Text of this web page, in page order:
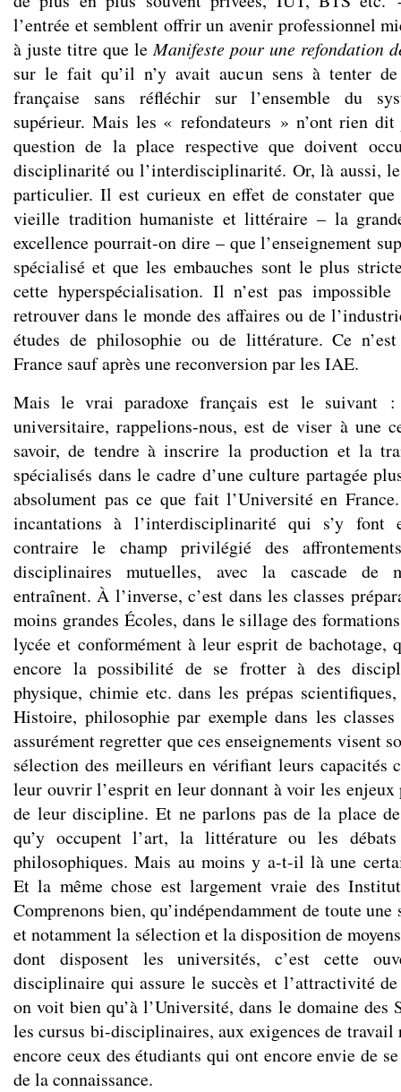
l’entrée et semblent offrir un avenir professionnel
à juste titre que leManifeste pour une refondation
sur le fait qu’il n’y avait aucun sens à tenter
française sans réfléchir sur l’ensemble du
supérieur. Mais les « refondateurs » n’ont rien dit
question de la place respective que doivent
disciplinarité ou l’interdisciplinarité. Or, là aussi, le
particulier. Il est curieux en effet de constater que
vieille tradition humaniste et littéraire – la
excellence pourrait-on dire – que l’enseignement
spécialisé et que les embauches sont le plus
cette hyperspécialisation. Il n’est pas
retrouver dans le monde des affaires ou de
études de philosophie ou de littérature. Ce
France sauf après une reconversion par les IAE.
Mais le vrai paradoxe français est le suivant
universitaire, rappelions-nous, est de viser à une
savoir, de tendre à inscrire la production et la
spécialisés dans le cadre d’une culture partagée
absolument pas ce que fait l’Université en
incantations à l’interdisciplinarité qui s’y font
contraire le champ privilégié des
disciplinaires mutuelles, avec la cascade de
entraînent. À l’inverse, c’est dans les classes
moins grandes Écoles, dans le sillage des
lycée et conformément à leur esprit de bachotage,
encore la possibilité de se frotter à des
physique, chimie etc. dans les prépas
Histoire, philosophie par exemple dans les
assurément regretter que ces enseignements visent
sélection des meilleurs en vérifiant leurs capacités
leur ouvrir l’esprit en leur donnant à voir les enjeux
de leur discipline. Et ne parlons pas de la place
qu’y occupent l’art, la littérature ou les débats
philosophiques. Mais au moins y a-t-il là une
Et la même chose est largement vraie des
Comprenons bien, qu’indépendamment de toute une
et notamment la sélection et la disposition de
dont disposent les universités, c’est cette
disciplinaire qui assure le succès et l’attractivité
on voit bien qu’à l’Université, dans le domaine des
les cursus bi-disciplinaires, aux exigences de
encore ceux des étudiants qui ont encore envie de
de la connaissance.